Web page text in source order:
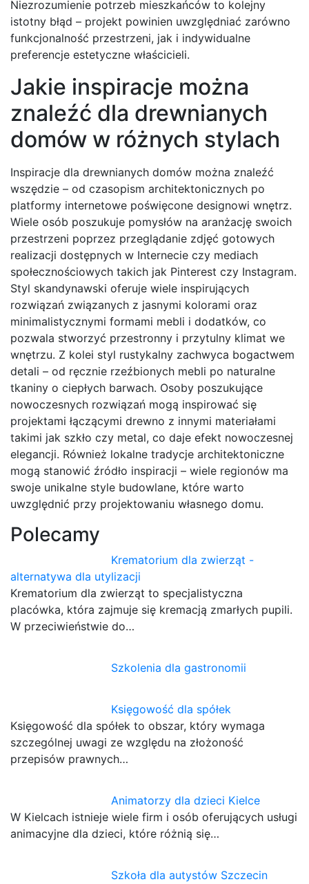
Niezrozumienie potrzeb mieszkańców to kolejny
istotny błąd – projekt powinien uwzględniać zarówno
funkcjonalność przestrzeni, jak i indywidualne
preferencje estetyczne właścicieli.
Jakie inspiracje można
znaleźć dla drewnianych
domów w różnych stylach
Inspiracje dla drewnianych domów można znaleźć
wszędzie – od czasopism architektonicznych po
platformy internetowe poświęcone designowi wnętrz.
Wiele osób poszukuje pomysłów na aranżację swoich
przestrzeni poprzez przeglądanie zdjęć gotowych
realizacji dostępnych w Internecie czy mediach
społecznościowych takich jak Pinterest czy Instagram.
Styl skandynawski oferuje wiele inspirujących
rozwiązań związanych z jasnymi kolorami oraz
minimalistycznymi formami mebli i dodatków, co
pozwala stworzyć przestronny i przytulny klimat we
wnętrzu. Z kolei styl rustykalny zachwyca bogactwem
detali – od ręcznie rzeźbionych mebli po naturalne
tkaniny o ciepłych barwach. Osoby poszukujące
nowoczesnych rozwiązań mogą inspirować się
projektami łączącymi drewno z innymi materiałami
takimi jak szkło czy metal, co daje efekt nowoczesnej
elegancji. Również lokalne tradycje architektoniczne
mogą stanowić źródło inspiracji – wiele regionów ma
swoje unikalne style budowlane, które warto
uwzględnić przy projektowaniu własnego domu.
Polecamy
Krematorium dla zwierząt -
alternatywa dla utylizacji
Krematorium dla zwierząt to specjalistyczna
placówka, która zajmuje się kremacją zmarłych pupili.
W przeciwieństwie do…
Szkolenia dla gastronomii
Księgowość dla spółek
Księgowość dla spółek to obszar, który wymaga
szczególnej uwagi ze względu na złożoność
przepisów prawnych…
Animatorzy dla dzieci Kielce
W Kielcach istnieje wiele firm i osób oferujących usługi
animacyjne dla dzieci, które różnią się…
Szkoła dla autystów Szczecin